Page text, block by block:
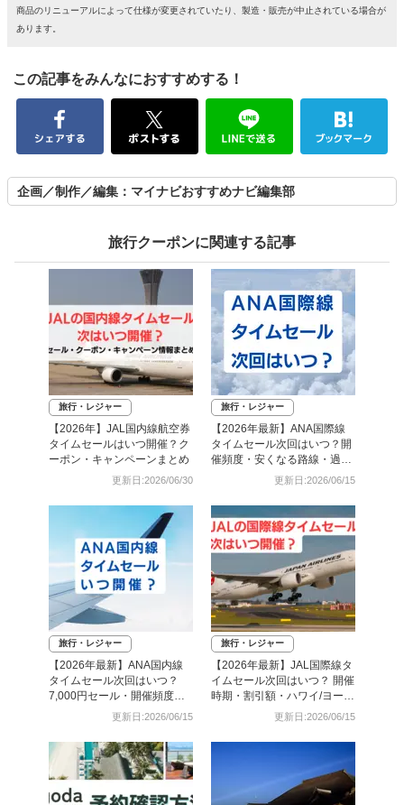
商品のリニューアルによって仕様が変更されていたり、製造・販売が中止されている場合が
あります。
この記事をみんなにおすすめする！
企画／制作／編集：マイナビおすすめナビ編集部
旅行クーポンに関連する記事
旅行・レジャー
【2026年】JAL国内線航空券
タイムセールはいつ開催？ク
ーポン・キャンペーンまとめ
更新日:2026/06/30
旅行・レジャー
【2026年最新】ANA国際線
タイムセール次回はいつ？開
催頻度・安くなる路線・過去
更新日:2026/06/15
旅行・レジャー
【2026年最新】ANA国内線
タイムセール次回はいつ？
7,000円セール・開催頻度・
予約攻略まとめ更新日:2026/06/15
旅行・レジャー
【2026年最新】JAL国際線タ
イムセール次回はいつ？ 開催
時期・割引額・ハワイ/ヨーロ
ッパ路線まとめ更新日:2026/06/15